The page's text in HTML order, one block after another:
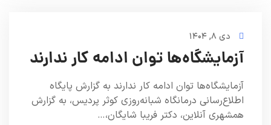
دی ۸, ۱۴۰۴
آزمایشگاه‌ها توان ادامه کار ندارند
آزمایشگاه‌ها توان ادامه کار ندارند به گزارش پایگاه
اطلاع‌رسانی درمانگاه شبانه‌روزی کوثر پردیس، به گزارش
همشهری آنلاین، دکتر فریبا شایگان،…